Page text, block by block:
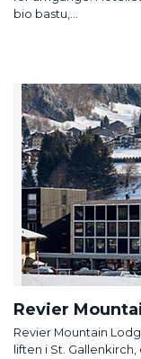
bio bastu,...
Revier
Revier Mountain
liften i St.